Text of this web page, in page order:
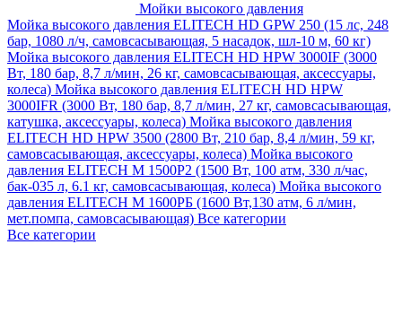
Мойки высокого давления
Мойка высокого давления ELITECH HD GPW 250 (15 лс, 248
бар, 1080 л/ч, самовсасывающая, 5 насадок, шл-10 м, 60 кг)
Мойка высокого давления ELITECH HD HPW 3000IF (3000
Вт, 180 бар, 8,7 л/мин, 26 кг, самовсасывающая, аксессуары,
колеса) Мойка высокого давления ELITECH HD HPW
3000IFR (3000 Вт, 180 бар, 8,7 л/мин, 27 кг, самовсасывающая,
катушка, аксессуары, колеса) Мойка высокого давления
ELITECH HD HPW 3500 (2800 Вт, 210 бар, 8,4 л/мин, 59 кг,
самовсасывающая, аксессуары, колеса) Мойка высокого
давления ELITECH M 1500P2 (1500 Вт, 100 атм, 330 л/час,
бак-035 л, 6.1 кг, самовсасывающая, колеса) Мойка высокого
давления ELITECH М 1600РБ (1600 Вт,130 атм, 6 л/мин,
мет.помпа, самовсасывающая) Все категории
Все категории